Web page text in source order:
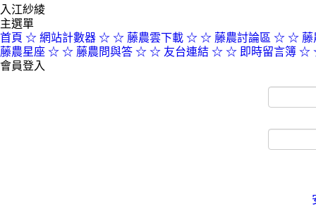
入江紗綾
主選單
首頁 ☆ 網站計數器 ☆☆ 藤農雲下載 ☆☆ 藤農討論區 ☆☆ 藤
藤農星座 ☆☆ 藤農問與答 ☆☆ 友台連結 ☆☆ 即時留言簿 ☆
會員登入